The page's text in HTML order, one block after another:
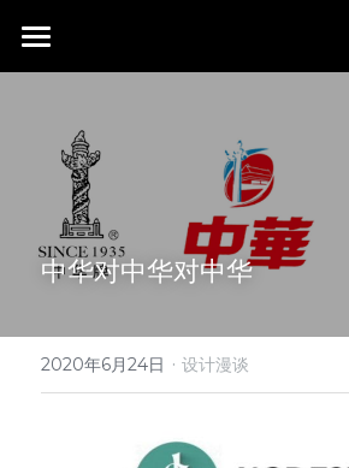
首页
行业成就
同行赞誉
荣膺奖项
关于我们
联系我们
中华对中华对中华
2020年6月24日 · 设计漫谈